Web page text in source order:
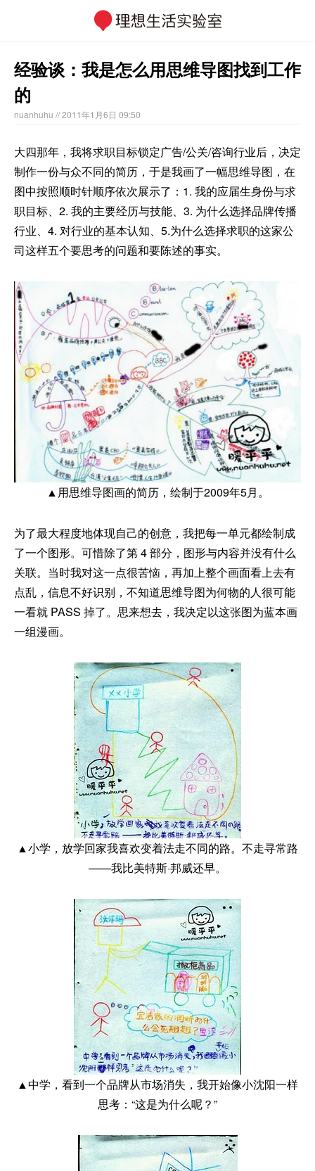
经验谈：我是怎么用思维导图找到工作
的
nuanhuhu // 2011年1月6日 09:50
大四那年，我将求职目标锁定广告/公关/咨询行业后，决定
制作一份与众不同的简历，于是我画了一幅思维导图，在
图中按照顺时针顺序依次展示了：1. 我的应届生身份与求
职目标、2. 我的主要经历与技能、3. 为什么选择品牌传播
行业、4. 对行业的基本认知、5.为什么选择求职的这家公
司这样五个要思考的问题和要陈述的事实。
▲用思维导图画的简历，绘制于2009年5月。
为了最大程度地体现自己的创意，我把每一单元都绘制成
了一个图形。可惜除了第 4 部分，图形与内容并没有什么
关联。当时我对这一点很苦恼，再加上整个画面看上去有
点乱，信息不好识别，不知道思维导图为何物的人很可能
一看就 PASS 掉了。思来想去，我决定以这张图为蓝本画
一组漫画。
▲小学，放学回家我喜欢变着法走不同的路。不走寻常路
——我比美特斯·邦威还早。
▲中学，看到一个品牌从市场消失，我开始像小沈阳一样
思考：“这是为什么呢？”